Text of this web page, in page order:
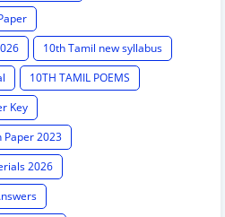
10th Tamil new syllabus
10TH TAMIL POEMS
Key
Paper 2023
2026